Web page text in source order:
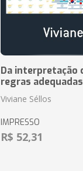
Da interpretação
regras
Viviane Séllos
IMPRESSO
R$ 52,31